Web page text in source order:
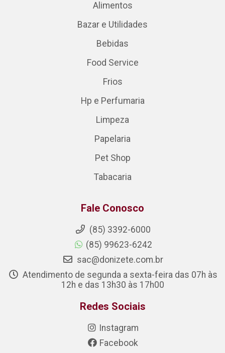
Alimentos
Bazar e Utilidades
Bebidas
Food Service
Frios
Hp e Perfumaria
Limpeza
Papelaria
Pet Shop
Tabacaria
Fale Conosco
(85) 3392-6000
(85) 99623-6242
sac@donizete.com.br
Atendimento de segunda a sexta-feira das 07h às
12h e das 13h30 às 17h00
Redes Sociais
Instagram
Facebook